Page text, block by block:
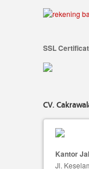
SSL
CV.
Kantor
Jl.